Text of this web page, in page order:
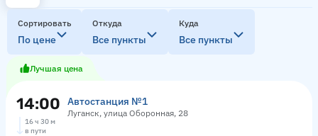
Сортировать
По цене
Откуда
Все пункты
Куда
Все пункты
Лучшая цена
14:00 Автостанция №1
Луганск, улица Оборонная, 28
16 ч 30 м
в пути